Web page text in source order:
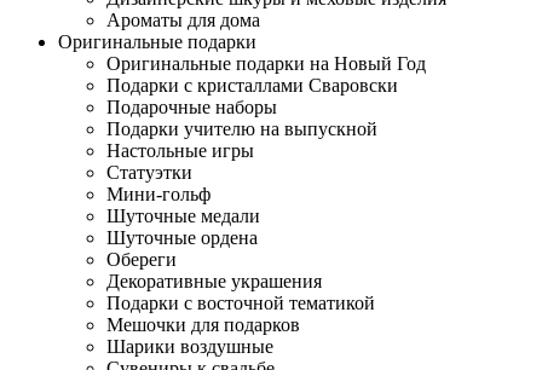
Ароматы для дома
Оригинальные подарки
Оригинальные подарки на Новый Год
Подарки с кристаллами Сваровски
Подарочные наборы
Подарки учителю на выпускной
Настольные игры
Статуэтки
Мини-гольф
Шуточные медали
Шуточные ордена
Обереги
Декоративные украшения
Подарки с восточной тематикой
Мешочки для подарков
Шарики воздушные